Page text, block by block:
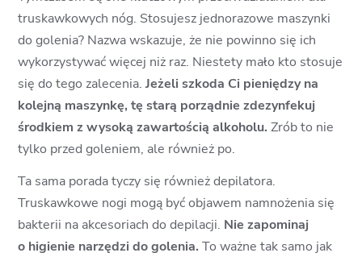
truskawkowych nóg. Stosujesz jednorazowe maszynki
do golenia? Nazwa wskazuje, że nie powinno się ich
wykorzystywać więcej niż raz. Niestety mało kto stosuje
się do tego zalecenia. Jeżeli szkoda Ci pieniędzy na
kolejną maszynkę, tę starą porządnie zdezynfekuj
środkiem z wysoką zawartością alkoholu. Zrób to nie
tylko przed goleniem, ale również po.
Ta sama porada tyczy się również depilatora.
Truskawkowe nogi mogą być objawem namnożenia się
bakterii na akcesoriach do depilacji. Nie zapominaj
o higienie narzędzi do golenia. To ważne tak samo jak